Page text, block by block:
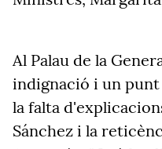
Al Palau de la
indignació i un
la falta
Sánchez i la